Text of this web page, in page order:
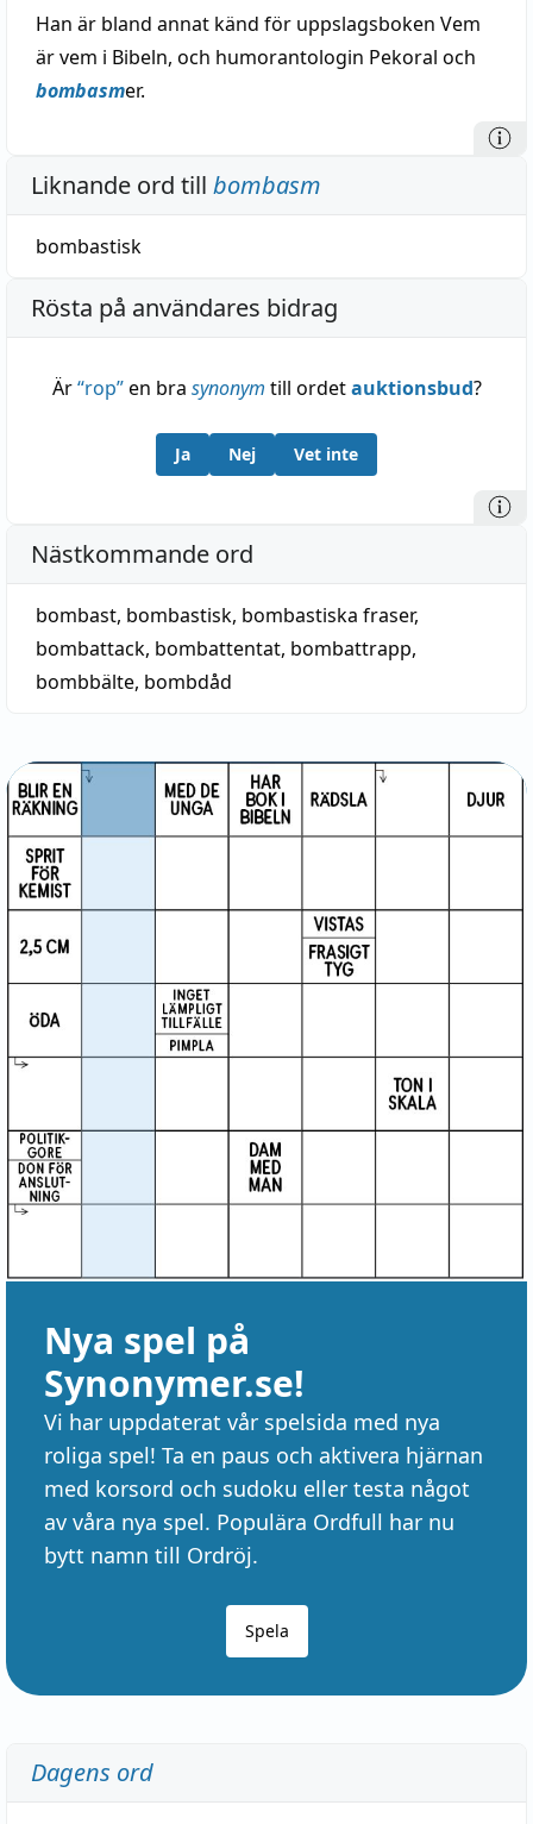
Han är bland annat känd för uppslagsboken Vem
är vem i Bibeln, och humorantologin Pekoral och
bombasmer.
Liknande ord till bombasm
bombastisk
Rösta på användares bidrag
Är“rop”en bra synonym till ordetauktionsbud?
Ja Nej Vet inte
Nästkommande ord
bombast, bombastisk, bombastiska fraser,
bombattack, bombattentat, bombattrapp,
bombbälte, bombdåd
Nya spel på
Synonymer.se!
Vi har uppdaterat vår spelsida med nya
roliga spel! Ta en paus och aktivera hjärnan
med korsord och sudoku eller testa något
av våra nya spel. Populära Ordfull har nu
bytt namn till Ordröj.
Spela
Dagens ord